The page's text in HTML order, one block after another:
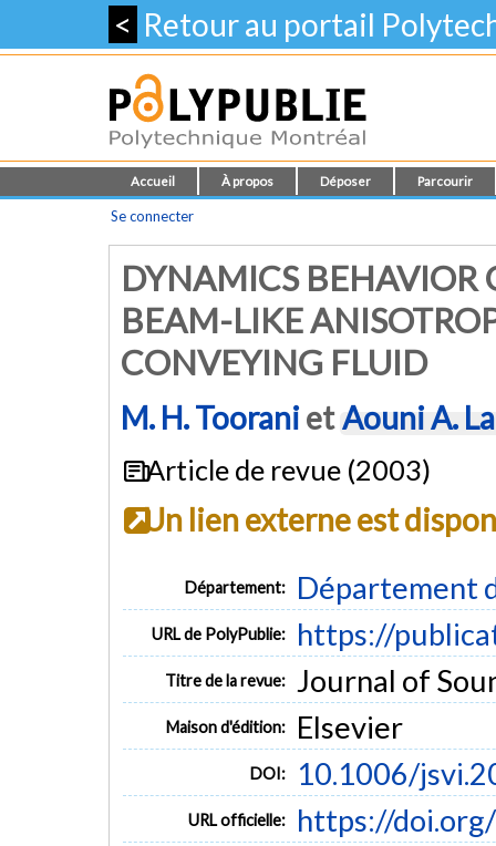
< Retour au portail
Accueil À propos Déposer Parcourir
Se connecter
DYNAMICS BEHAVIOR
BEAM-LIKE
CONVEYING FLUID
M. H. TooranietAouni A.
Article de revue (2003)
Un lien externe est
Département: Département
URL de PolyPublie: https://
Titre de la revue: Journal of
Maison d'édition: Elsevier
DOI: 10.1006/
URL officielle: https://